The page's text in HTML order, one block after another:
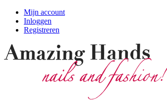
Mijn account
Inloggen
Registreren